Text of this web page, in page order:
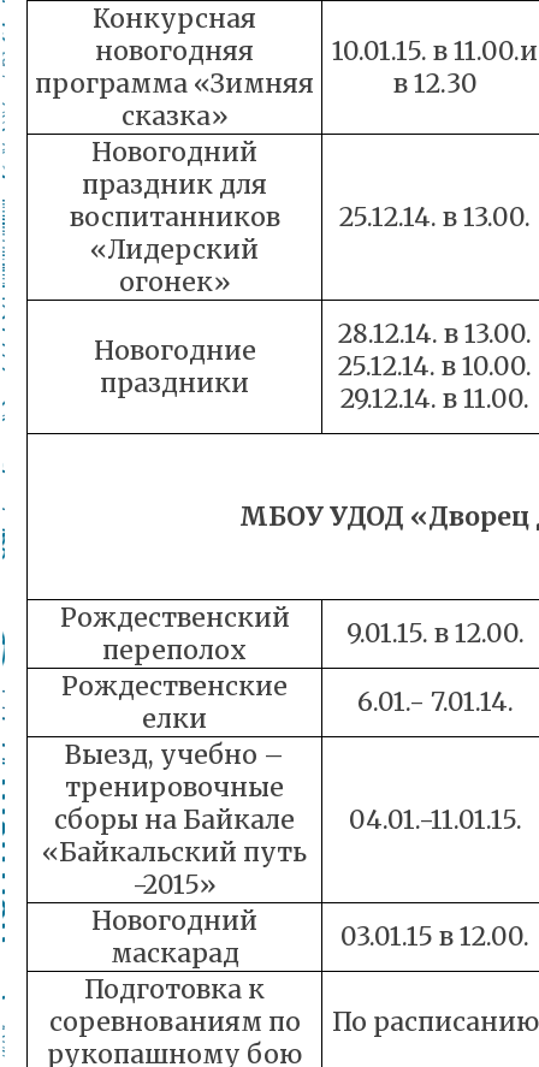
Конкурсная
новогодняя
программа «Зимняя
сказка»
10.01.15. в 11.00.и
в 12.30
Новогодний
праздник для
воспитанников
«Лидерский
огонек»
25.12.14. в 13.00.
Новогодние
праздники
28.12.14. в 13.00.
25.12.14. в 10.00.
29.12.14. в 11.00.
МБОУ УДОД «Дворец
Рождественский
переполох
9.01.15. в 12.00.
Рождественские
елки
6.01.- 7.01.14.
Выезд, учебно –
тренировочные
сборы на Байкале
«Байкальский путь
-2015»
04.01.-11.01.15.
Новогодний
маскарад
03.01.15 в 12.00.
Подготовка к
соревнованиям по
рукопашному бою
По расписанию